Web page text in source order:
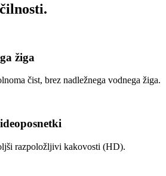
žiga
čist, brez nadležnega vodnega žiga.
razpoložljivi kakovosti (HD).